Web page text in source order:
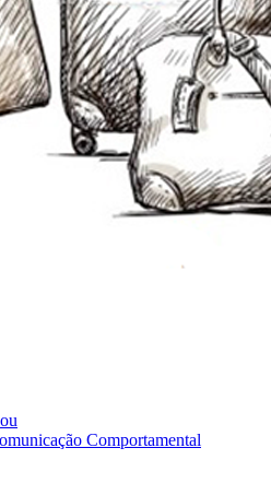
Comportamental